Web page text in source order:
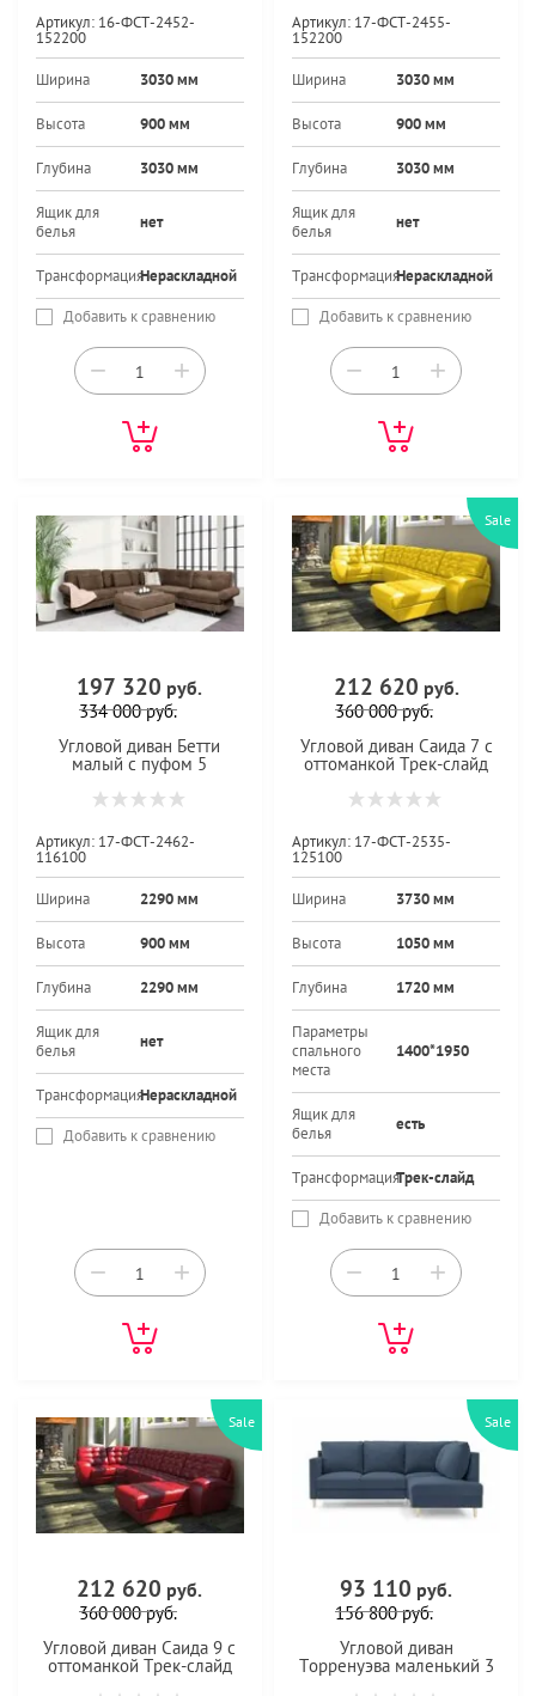
Артикул: 16-ФСТ-2452-
152200
Ширина 3030 мм
Высота 900 мм
Глубина 3030 мм
Ящик для
белья
нет
ТрансформацияНераскладной
Добавить к сравнению
− +
Артикул: 17-ФСТ-2455-
152200
Ширина 3030 мм
Высота 900 мм
Глубина 3030 мм
Ящик для
белья
нет
ТрансформацияНераскладной
Добавить к сравнению
− +
197 320 руб.
334 000руб.
Угловой диван Бетти
малый с пуфом 5
Артикул: 17-ФСТ-2462-
116100
Ширина 2290 мм
Высота 900 мм
Глубина 2290 мм
Ящик для
белья
нет
ТрансформацияНераскладной
Добавить к сравнению
− +
Sale
212 620 руб.
360 000руб.
Угловой диван Саида 7 с
оттоманкой Трек-слайд
Артикул: 17-ФСТ-2535-
125100
Ширина 3730 мм
Высота 1050 мм
Глубина 1720 мм
Параметры
спального
места
1400*1950
Ящик для
белья
есть
ТрансформацияТрек-слайд
Добавить к сравнению
− +
Sale
212 620 руб.
360 000руб.
Угловой диван Саида 9 с
оттоманкой Трек-слайд
Sale
93 110 руб.
156 800руб.
Угловой диван
Торренуэва маленький 3